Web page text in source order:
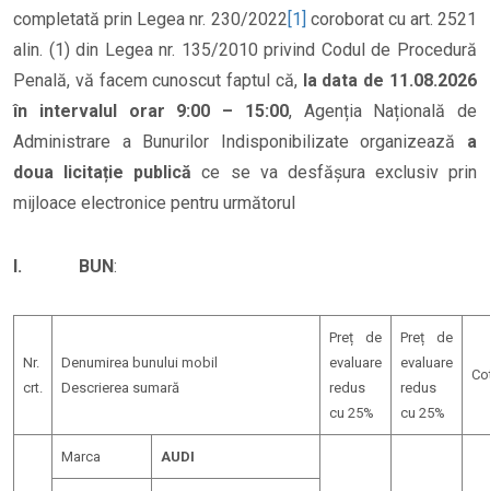
completată prin Legea nr. 230/2022[1] coroborat cu art. 2521
alin. (1) din Legea nr. 135/2010 privind Codul de Procedură
Penală, vă facem cunoscut faptul că, la data de 11.08.2026
în intervalul orar 9:00 – 15:00, Agenția Națională de
Administrare a Bunurilor Indisponibilizate organizează a
doua licitație publică ce se va desfășura exclusiv prin
mijloace electronice pentru următorul
I. BUN:
Nr.
crt.
Denumirea bunului mobil
Descrierea sumară
Preț de
evaluare
redus
cu 25%
Preț de
evaluare
redus
cu 25%
Marca AUDI